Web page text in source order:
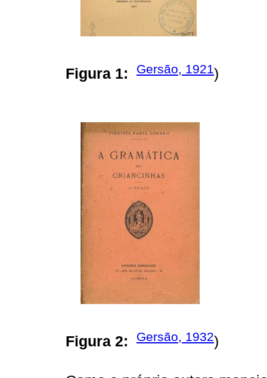
Figura 1: Gersão, 1921)
Figura 2: Gersão, 1932)